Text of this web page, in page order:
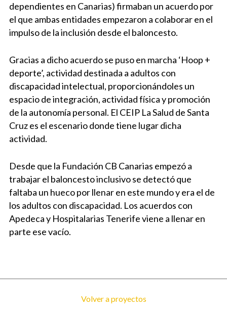
dependientes en Canarias) firmaban un acuerdo por
el que ambas entidades empezaron a colaborar en el
impulso de la inclusión desde el baloncesto.
Gracias a dicho acuerdo se puso en marcha ‘Hoop +
deporte’, actividad destinada a adultos con
discapacidad intelectual, proporcionándoles un
espacio de integración, actividad física y promoción
de la autonomía personal. El CEIP La Salud de Santa
Cruz es el escenario donde tiene lugar dicha
actividad.
Desde que la Fundación CB Canarias empezó a
trabajar el baloncesto inclusivo se detectó que
faltaba un hueco por llenar en este mundo y era el de
los adultos con discapacidad. Los acuerdos con
Apedeca y Hospitalarias Tenerife viene a llenar en
parte ese vacío.
Volver a proyectos